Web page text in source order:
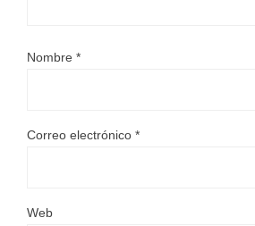
Nombre *
Correo electrónico *
Web